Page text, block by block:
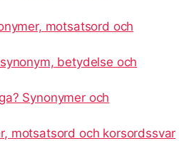
motsatsord och
betydelse och
Synonymer och
motsatsord och korsordssvar